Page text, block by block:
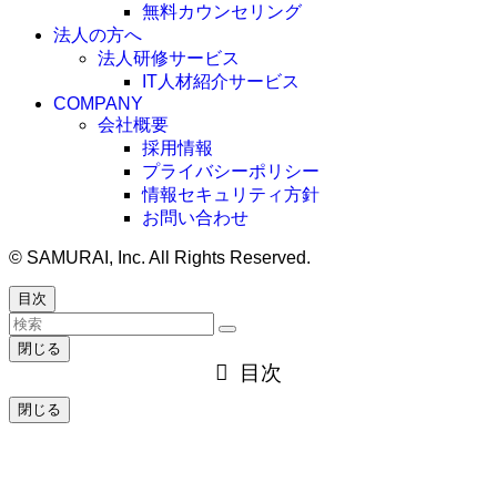
無料カウンセリング
法人の方へ
法人研修サービス
IT人材紹介サービス
COMPANY
会社概要
採用情報
プライバシーポリシー
情報セキュリティ方針
お問い合わせ
© SAMURAI, Inc. All Rights Reserved.
目次
閉じる
目次
閉じる